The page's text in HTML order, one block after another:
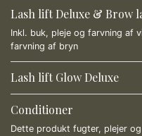
Lash lift Deluxe & Brow
Inkl. buk, pleje og farvning af
farvning af bryn
Lash lift Glow Deluxe
Conditioner
Dette produkt fugter, plejer